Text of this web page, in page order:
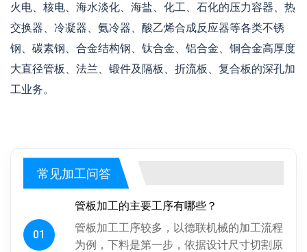
火电、核电、海水淡化、海盐、化工、石化的压力容器、热
交换器、冷凝器、氨冷器、酸乙烯合成反应器等各类不锈
钢、碳素钢、合金结构钢、钛合金、铝合金、铜合金高厚度
大直径管板、法兰、锻件及隔板、折流板、复合板的深孔加
工业务。
常见加工问答
01
管板加工的主要工序有哪些？
管板加工工序较多，以德联机械的加工流程
为例，下料是第一步，依据设计尺寸切割原